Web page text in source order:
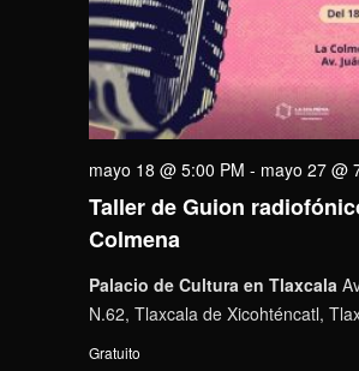
Taller de Guion
Colmena
mayo 18 @ 5:00 PM - mayo 27 @
Palacio de Cultura en Tlaxcala
N.62, Tlaxcala de Xicohténcatl,
Gratuito